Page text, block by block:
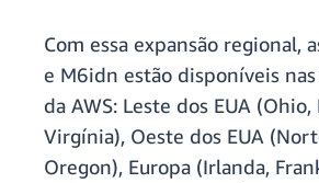
Com essa expansão regional,
e M6idn estão disponíveis
da AWS: Leste dos EUA
Virgínia), Oeste dos EUA
Oregon), Europa (Irlanda,